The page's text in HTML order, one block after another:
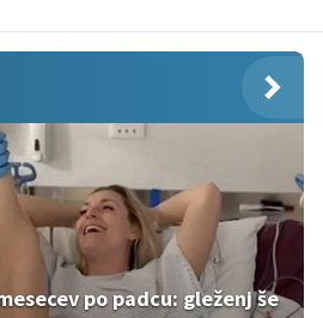
po padcu: gleženj še